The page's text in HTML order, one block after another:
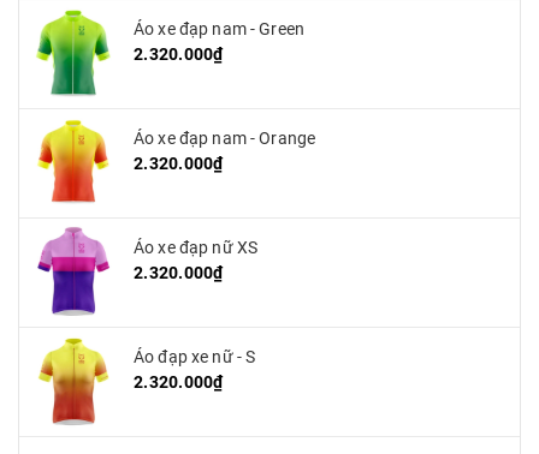
Áo xe đạp nam - Green
2.320.000₫
Áo xe đạp nam - Orange
2.320.000₫
Áo xe đạp nữ XS
2.320.000₫
Áo đạp xe nữ - S
2.320.000₫